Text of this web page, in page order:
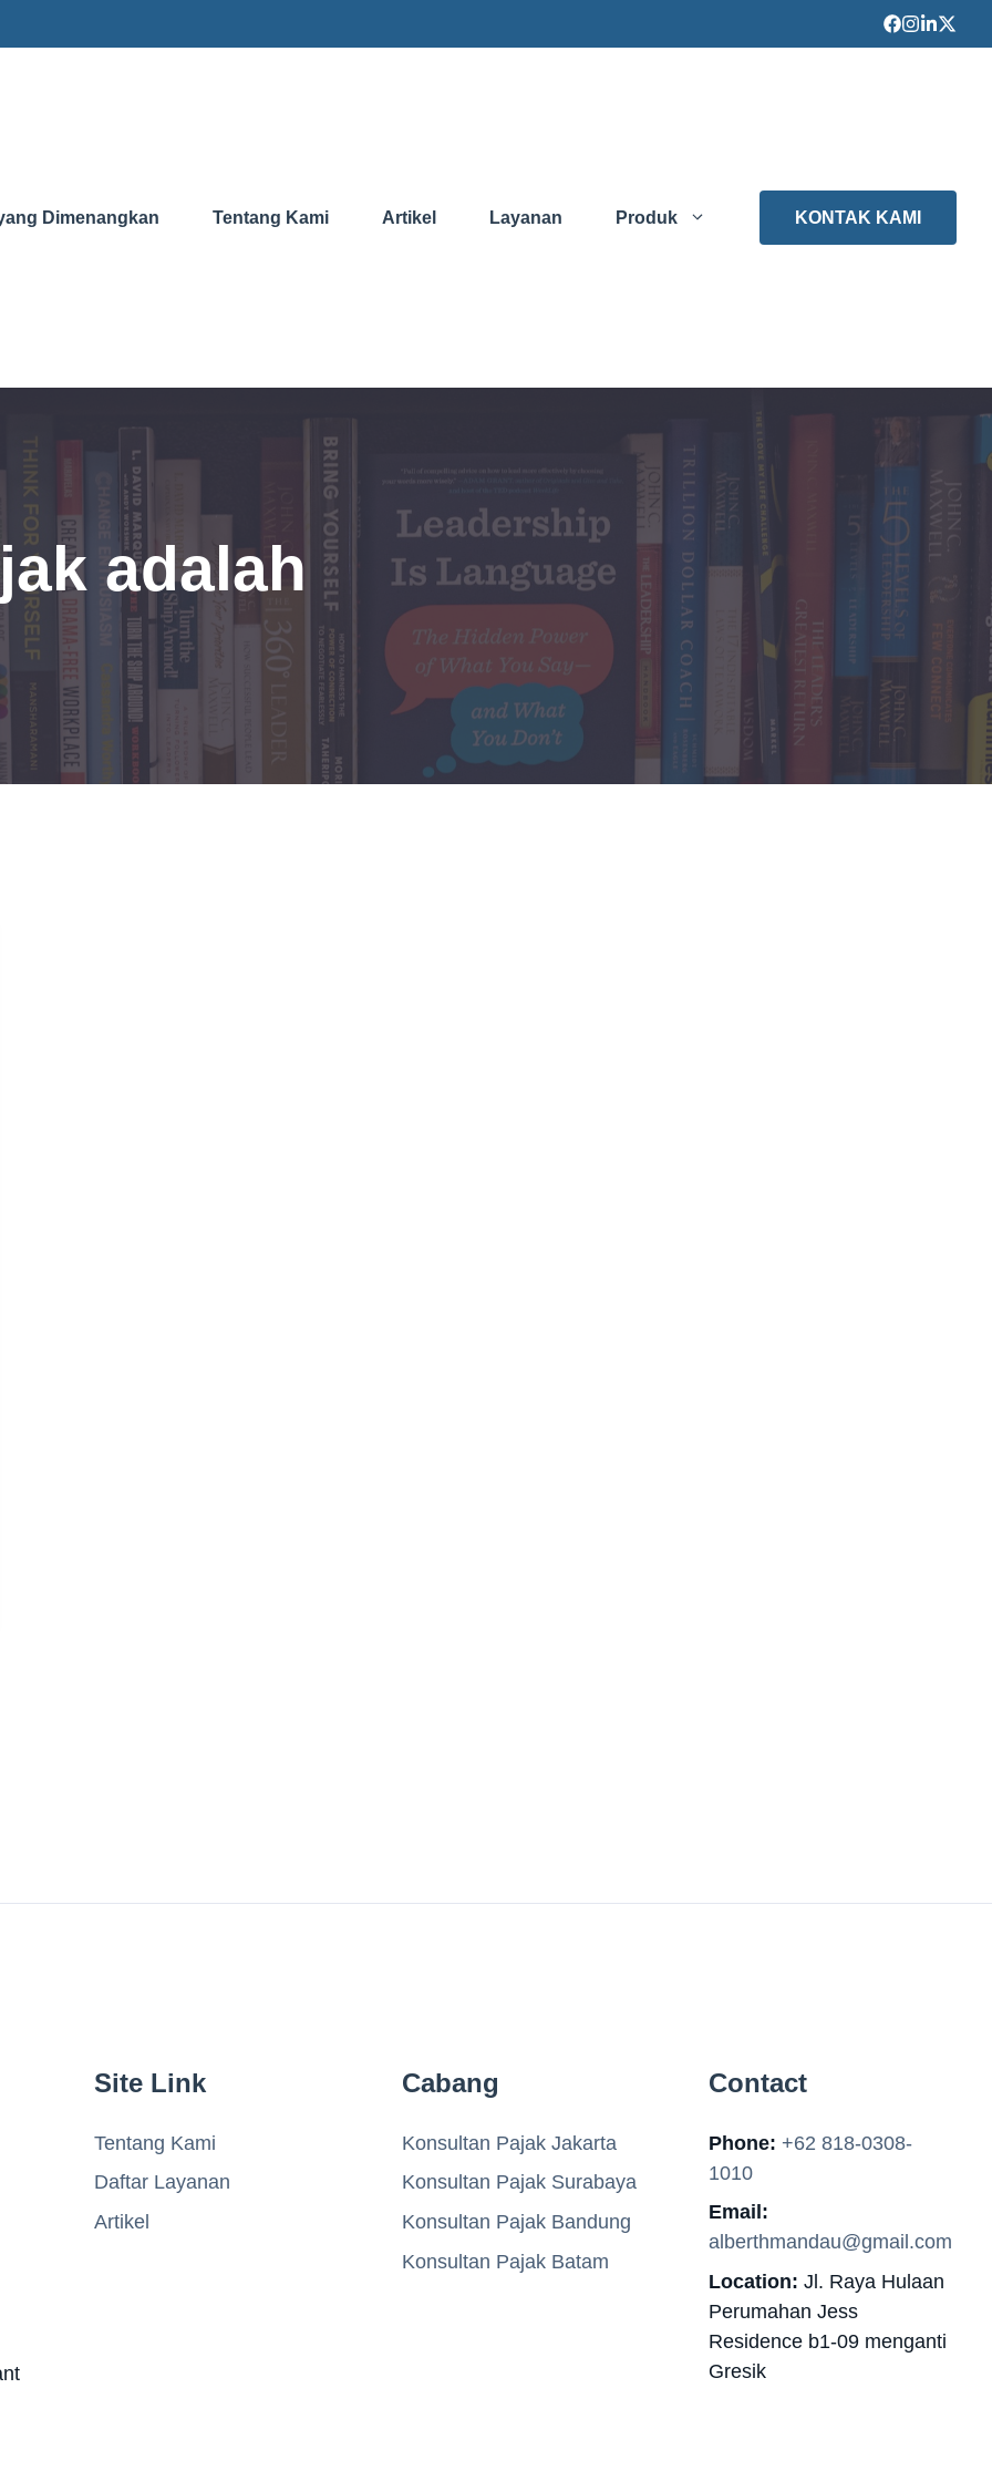
Dimenangkan Tentang Kami Artikel Layanan Produk KONTAK KAMI
adalah
Site Link
Tentang Kami
Daftar Layanan
Artikel
Cabang
Konsultan Pajak Jakarta
Konsultan Pajak Surabaya
Konsultan Pajak Bandung
Konsultan Pajak Batam
Contact
Phone: +62 818-0308-
1010
Email:
alberthmandau@gmail.com
Location: Jl. Raya Hulaan
Perumahan Jess
Residence b1-09 menganti
Gresik